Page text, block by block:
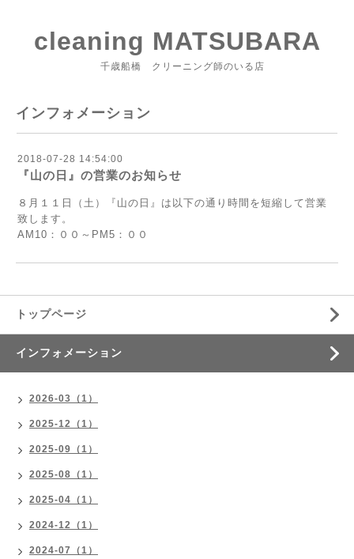
cleaning MATSUBARA
千歳船橋 クリーニング師のいる店
インフォメーション
2018-07-28 14:54:00
『山の日』の営業のお知らせ
８月１１日（土）『山の日』は以下の通り時間を短縮して営業
致します。
AM10：００～PM5：００
トップページ
インフォメーション
2026-03（1）
2025-12（1）
2025-09（1）
2025-08（1）
2025-04（1）
2024-12（1）
2024-07（1）